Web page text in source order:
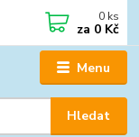
Menu
Hledat
0 ks
za 0 Kč